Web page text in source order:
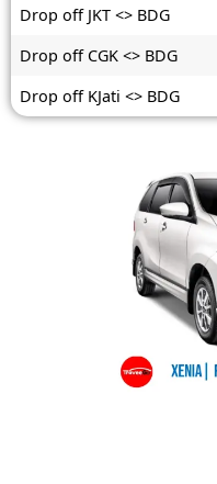
Drop off JKT <> BDG
Drop off CGK <> BDG
Drop off KJati <> BDG